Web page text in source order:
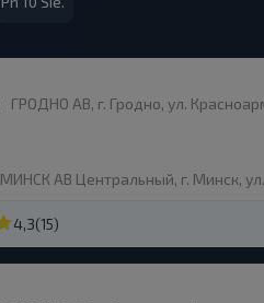
ГРОДНО АВ, г. Гродно, ул.
МИНСК АВ Центральный, г. Минск,
4,3(15)